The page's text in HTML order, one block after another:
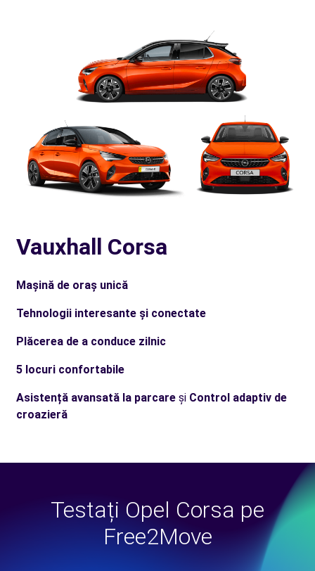
Vauxhall Corsa
Mașină de oraș unică
Tehnologii interesante și conectate
Plăcerea de a conduce zilnic
5 locuri confortabile
Asistență avansată la parcare și Control adaptiv de
croazieră
Testați Opel Corsa pe
Free2Move